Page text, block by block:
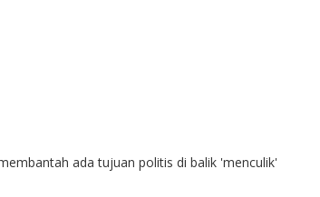
ada tujuan politis di balik 'menculik'